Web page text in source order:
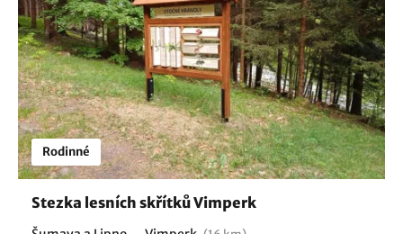
Rodinné
Stezka lesních skřítků Vimperk